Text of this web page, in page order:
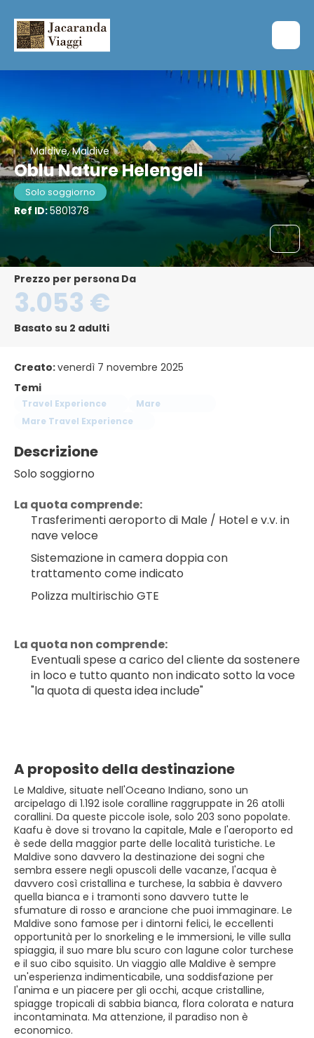
Maldive, Maldive
Oblu Nature Helengeli
Solo soggiorno
Ref ID:5801378
Prezzo per persona Da
3.053 €
Basato su 2 adulti
Creato:venerdì 7 novembre 2025
Temi
Travel Experience
Mare
Mare Travel Experience
Descrizione
Solo soggiorno
La quota comprende:
Trasferimenti aeroporto di Male / Hotel e v.v. in
nave veloce
Sistemazione in camera doppia con
trattamento come indicato
Polizza multirischio GTE
La quota non comprende:
Eventuali spese a carico del cliente da sostenere
in loco e tutto quanto non indicato sotto la voce
"la quota di questa idea include"
A proposito della destinazione
Le Maldive, situate nell'Oceano Indiano, sono un
arcipelago di 1.192 isole coralline raggruppate in 26 atolli
corallini. Da queste piccole isole, solo 203 sono popolate.
Kaafu è dove si trovano la capitale, Male e l'aeroporto ed
è sede della maggior parte delle località turistiche. Le
Maldive sono davvero la destinazione dei sogni che
sembra essere negli opuscoli delle vacanze, l'acqua è
davvero così cristallina e turchese, la sabbia è davvero
quella bianca e i tramonti sono davvero tutte le
sfumature di rosso e arancione che puoi immaginare. Le
Maldive sono famose per i dintorni felici, le eccellenti
opportunità per lo snorkeling e le immersioni, le ville sulla
spiaggia, il suo mare blu scuro con lagune color turchese
e il suo cibo squisito. Un viaggio alle Maldive è sempre
un'esperienza indimenticabile, una soddisfazione per
l'anima e un piacere per gli occhi, acque cristalline,
spiagge tropicali di sabbia bianca, flora colorata e natura
incontaminata. Ma attenzione, il paradiso non è
economico.